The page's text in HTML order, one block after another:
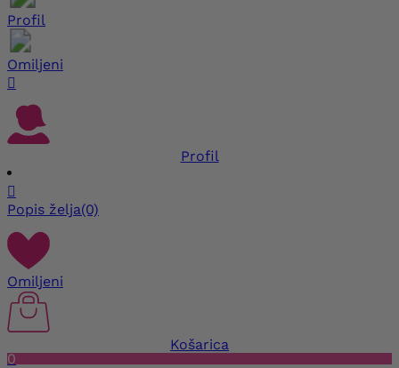
Profil
Omiljeni

Profil

Popis želja(0)
Omiljeni
Košarica
0